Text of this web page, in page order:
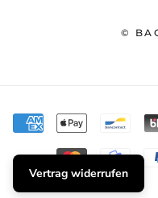
©
Vertrag widerrufen